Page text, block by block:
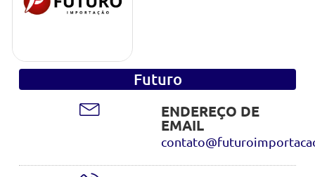
Futuro
ENDEREÇO DE
EMAIL